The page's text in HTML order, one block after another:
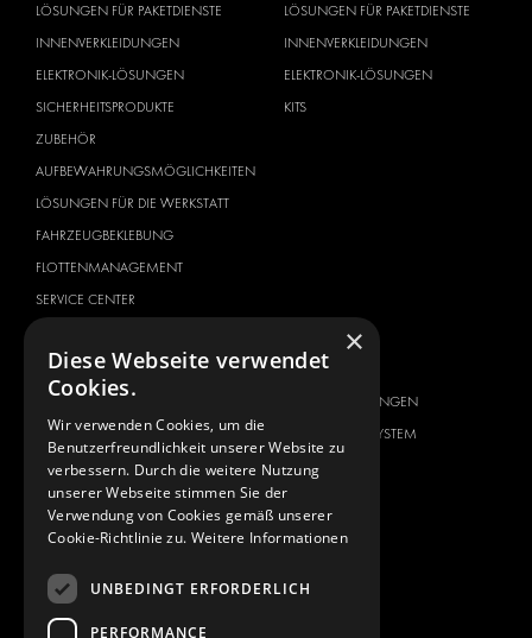
LÖSUNGEN FÜR PAKETDIENSTE
INNENVERKLEIDUNGEN
ELEKTRONIK-LÖSUNGEN
SICHERHEITSPRODUKTE
ZUBEHÖR
AUFBEWAHRUNGSMÖGLICHKEITEN
LÖSUNGEN FÜR DIE WERKSTATT
FAHRZEUGBEKLEBUNG
FLOTTENMANAGEMENT
SERVICE CENTER
LÖSUNGEN FÜR PAKETDIENSTE
INNENVERKLEIDUNGEN
ELEKTRONIK-LÖSUNGEN
KITS
CITROËN
FIAT
FORD
HYUNDAI
IVECO
MAN
MAXUS
ÜBER UNS
KOMPLETTLÖSUNGEN
ÜBER MODUL-SYSTEM
DOWNLOADS
NEUIGKEITEN
KONTAKT
×
Diese Webseite verwendet
Cookies.
Wir verwenden Cookies, um die
Benutzerfreundlichkeit unserer Website zu
verbessern. Durch die weitere Nutzung
unserer Webseite stimmen Sie der
Verwendung von Cookies gemäß unserer
Cookie-Richtlinie zu. Weitere Informationen
UNBEDINGT ERFORDERLICH
PERFORMANCE